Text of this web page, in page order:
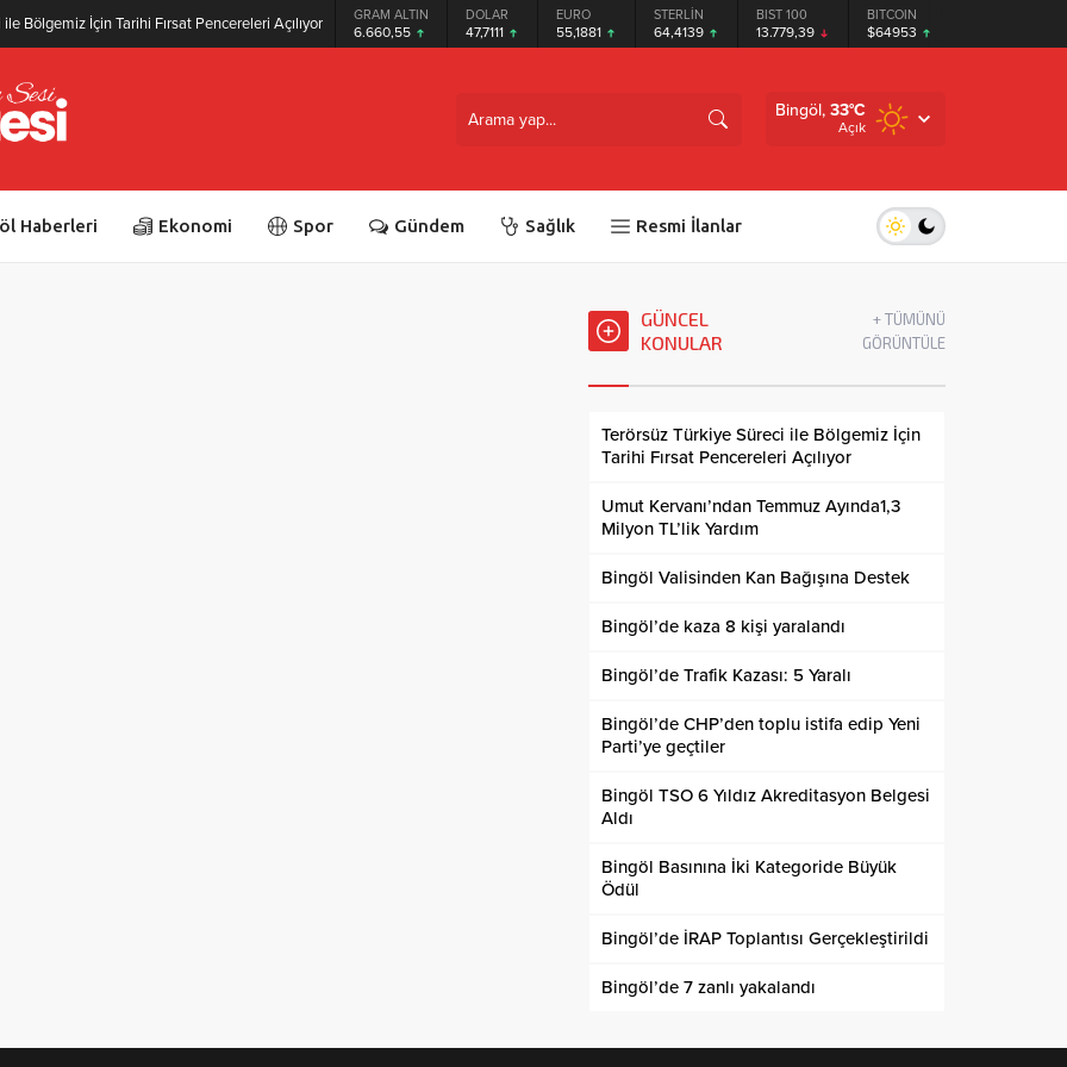
Bölgemiz İçin Tarihi Fırsat Pencereleri Açılıyor GRAM ALTIN
6.660,55
DOLAR
47,7111
EURO
55,1881
STERLİN
64,4139
BIST 100
13.779,39
BITCOIN
$64953
Bingöl, 33°C
Açık
Haberleri Ekonomi Spor Gündem Sağlık Resmi İlanlar
GÜNCEL
KONULAR
+ TÜMÜNÜ
GÖRÜNTÜLE
Terörsüz Türkiye Süreci ile Bölgemiz İçin
Tarihi Fırsat Pencereleri Açılıyor
Umut Kervanı’ndan Temmuz Ayında1,3
Milyon TL’lik Yardım
Bingöl Valisinden Kan Bağışına Destek
Bingöl’de kaza 8 kişi yaralandı
Bingöl’de Trafik Kazası: 5 Yaralı
Bingöl’de CHP’den toplu istifa edip Yeni
Parti’ye geçtiler
Bingöl TSO 6 Yıldız Akreditasyon Belgesi
Aldı
Bingöl Basınına İki Kategoride Büyük
Ödül
Bingöl’de İRAP Toplantısı Gerçekleştirildi
Bingöl’de 7 zanlı yakalandı